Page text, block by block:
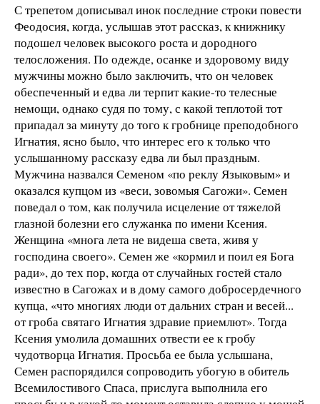
С трепетом дописывал инок последние строки повести
Феодосия, когда, услышав этот рассказ, к книжнику
подошел человек высокого роста и дородного
телосложения. По одежде, осанке и здоровому виду
мужчины можно было заключить, что он человек
обеспеченный и едва ли терпит какие-то телесные
немощи, однако судя по тому, с какой теплотой тот
припадал за минуту до того к гробнице преподобного
Игнатия, ясно было, что интерес его к только что
услышанному рассказу едва ли был праздным.
Мужчина назвался Семеном «по реклу Языковым» и
оказался купцом из «веси, зовомыя Сагожи». Семен
поведал о том, как получила исцеление от тяжелой
глазной болезни его служанка по имени Ксения.
Женщина «многа лета не видеша света, живя у
господина своего». Семен же «кормил и поил ея Бога
ради», до тех пор, когда от случайных гостей стало
известно в Сагожах и в дому самого добросердечного
купца, «что многиях люди от дальних стран и весей...
от гроба святаго Игнатия здравие приемлют». Тогда
Ксения умолила домашних отвести ее к гробу
чудотворца Игнатия. Просьба ее была услышана,
Семен распорядился сопроводить убогую в обитель
Всемилостивого Спаса, прислуга выполнила его